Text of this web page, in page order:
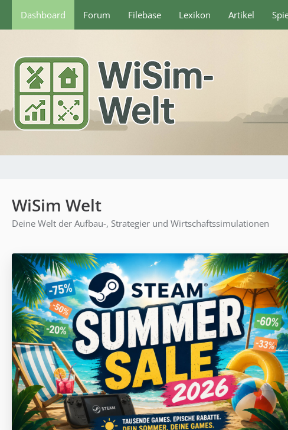
Dashboard Forum Filebase Lexikon Artikel
WiSim Welt
Deine Welt der Aufbau-, Strategier und Wirtschaftssimulationen